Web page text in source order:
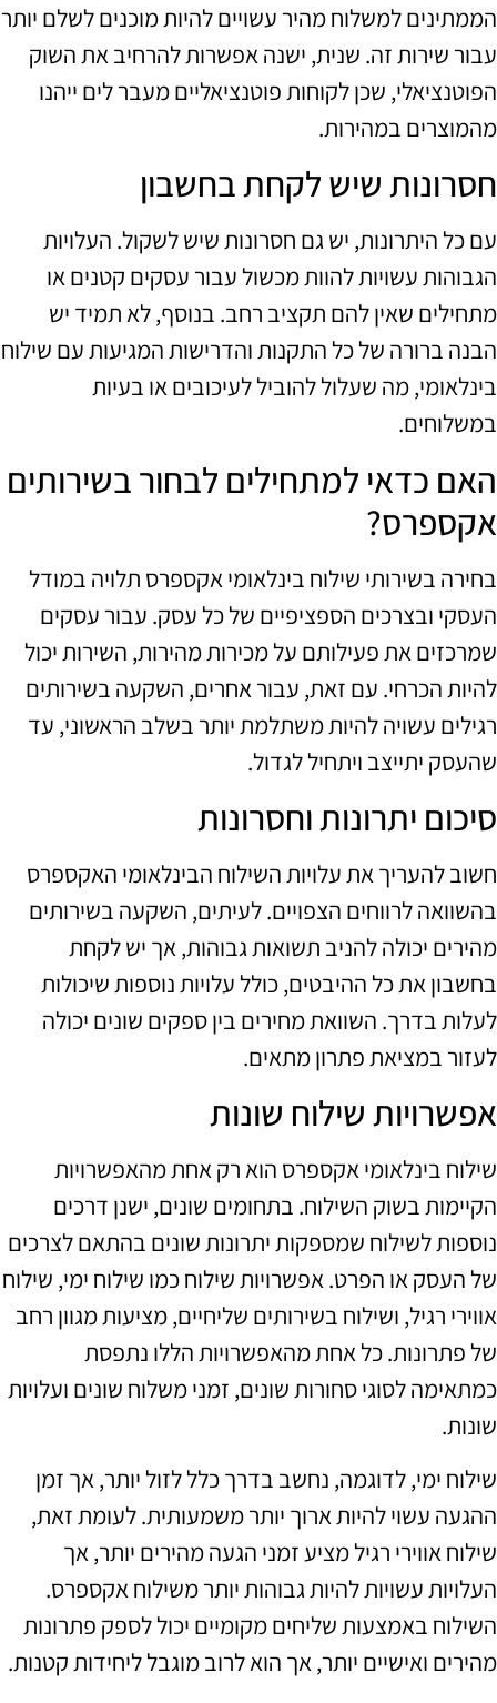
הממתינים למשלוח מהיר עשויים להיות מוכנים לשלם יותר
עבור שירות זה. שנית, ישנה אפשרות להרחיב את השוק
הפוטנציאלי, שכן לקוחות פוטנציאליים מעבר לים ייהנו
מהמוצרים במהירות.
חסרונות שיש לקחת בחשבון
עם כל היתרונות, יש גם חסרונות שיש לשקול. העלויות
הגבוהות עשויות להוות מכשול עבור עסקים קטנים או
מתחילים שאין להם תקציב רחב. בנוסף, לא תמיד יש
הבנה ברורה של כל התקנות והדרישות המגיעות עם שילוח
בינלאומי, מה שעלול להוביל לעיכובים או בעיות
במשלוחים.
האם כדאי למתחילים לבחור בשירותים
אקספרס?
בחירה בשירותי שילוח בינלאומי אקספרס תלויה במודל
העסקי ובצרכים הספציפיים של כל עסק. עבור עסקים
שמרכזים את פעילותם על מכירות מהירות, השירות יכול
להיות הכרחי. עם זאת, עבור אחרים, השקעה בשירותים
רגילים עשויה להיות משתלמת יותר בשלב הראשוני, עד
שהעסק יתייצב ויתחיל לגדול.
סיכום יתרונות וחסרונות
חשוב להעריך את עלויות השילוח הבינלאומי האקספרס
בהשוואה לרווחים הצפויים. לעיתים, השקעה בשירותים
מהירים יכולה להניב תשואות גבוהות, אך יש לקחת
בחשבון את כל ההיבטים, כולל עלויות נוספות שיכולות
לעלות בדרך. השוואת מחירים בין ספקים שונים יכולה
לעזור במציאת פתרון מתאים.
אפשרויות שילוח שונות
שילוח בינלאומי אקספרס הוא רק אחת מהאפשרויות
הקיימות בשוק השילוח. בתחומים שונים, ישנן דרכים
נוספות לשילוח שמספקות יתרונות שונים בהתאם לצרכים
של העסק או הפרט. אפשרויות שילוח כמו שילוח ימי, שילוח
אווירי רגיל, ושילוח בשירותים שליחיים, מציעות מגוון רחב
של פתרונות. כל אחת מהאפשרויות הללו נתפסת
כמתאימה לסוגי סחורות שונים, זמני משלוח שונים ועלויות
שונות.
שילוח ימי, לדוגמה, נחשב בדרך כלל לזול יותר, אך זמן
ההגעה עשוי להיות ארוך יותר משמעותית. לעומת זאת,
שילוח אווירי רגיל מציע זמני הגעה מהירים יותר, אך
העלויות עשויות להיות גבוהות יותר משילוח אקספרס.
השילוח באמצעות שליחים מקומיים יכול לספק פתרונות
מהירים ואישיים יותר, אך הוא לרוב מוגבל ליחידות קטנות.